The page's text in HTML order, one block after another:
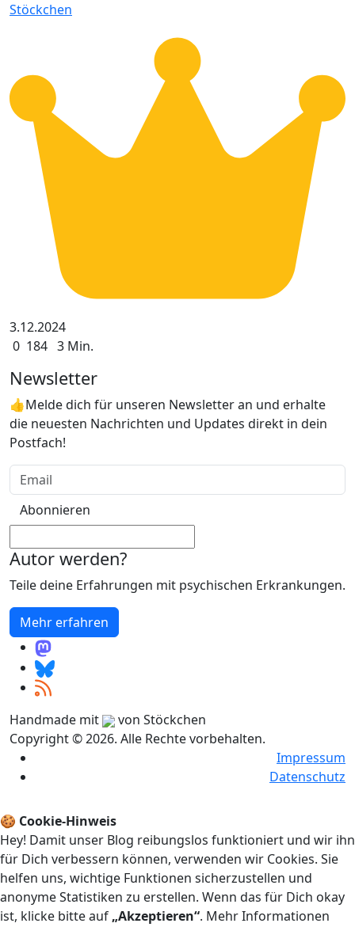
Stöckchen
3.12.2024
0 184 3 Min.
Newsletter
👍Melde dich für unseren Newsletter an und erhalte
die neuesten Nachrichten und Updates direkt in dein
Postfach!
Abonnieren
Autor werden?
Teile deine Erfahrungen mit psychischen Erkrankungen.
Mehr erfahren
Handmade mit
von Stöckchen
Copyright © 2026. Alle Rechte vorbehalten.
Impressum
Datenschutz
🍪 Cookie-Hinweis
Hey! Damit unser Blog reibungslos funktioniert und wir ihn
für Dich verbessern können, verwenden wir Cookies. Sie
helfen uns, wichtige Funktionen sicherzustellen und
anonyme Statistiken zu erstellen. Wenn das für Dich okay
ist, klicke bitte auf „Akzeptieren“. Mehr Informationen